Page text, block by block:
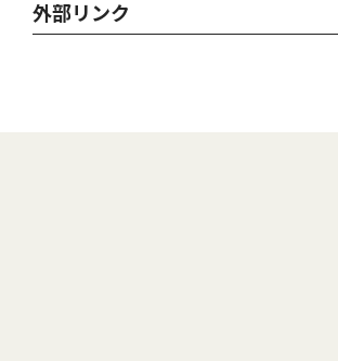
外部リンク